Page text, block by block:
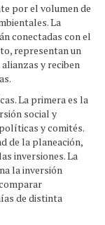
por el volumen de
La
conectadas con el
representan un
y reciben
La primera es la
social y
y comités.
de la planeación,
inversiones. La
la inversión
de distinta